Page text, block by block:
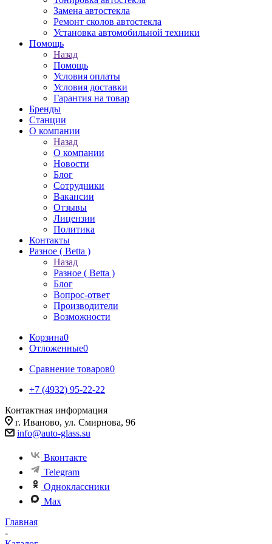
Замена автостекла
Ремонт сколов автостекла
Установка автомобильной техники
Помощь
Назад
Помощь
Условия оплаты
Условия доставки
Гарантия на товар
Бренды
Станции
О компании
Назад
О компании
Новости
Блог
Сотрудники
Вакансии
Отзывы
Лицензии
Политика
Контакты
Разное ( Betta )
Назад
Разное ( Betta )
Блог
Вопрос-ответ
Производители
Возможности
Корзина0
Отложенные0
Сравнение товаров0
+7 (4932) 95-22-22
Контактная информация
г. Иваново, ул. Смирнова, 96
info@auto-glass.su
Вконтакте
Telegram
Одноклассники
Max
Главная
-